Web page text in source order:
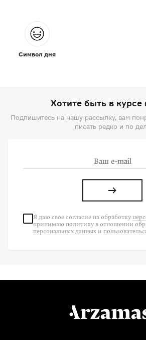
Символ дня
Хотите быть в курсе
Подпишитесь на нашу рассылку, вам
писать редко и по
Я даю свое согласие на обработку
принимаю политику в отношении
персональных данных и